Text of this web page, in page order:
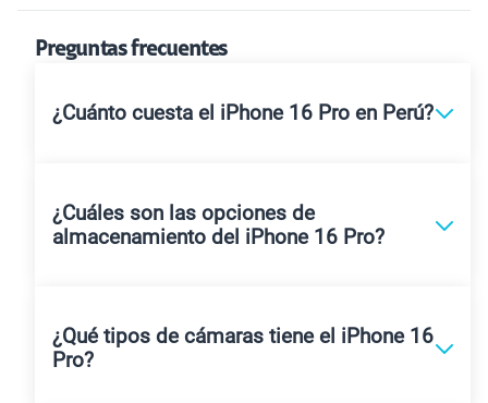
Preguntas frecuentes
¿Cuánto cuesta el iPhone 16 Pro en Perú?
¿Cuáles son las opciones de
almacenamiento del iPhone 16 Pro?
¿Qué tipos de cámaras tiene el iPhone 16
Pro?